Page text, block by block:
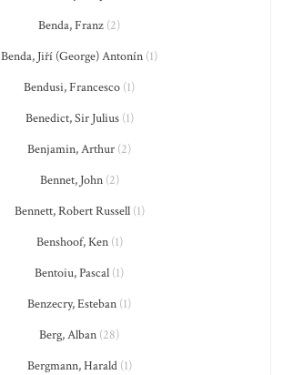
Benda, Franz (2)
Benda, Jiří (George) Antonín (1)
Bendusi, Francesco (1)
Benedict, Sir Julius(1)
Benjamin, Arthur (2)
Bennet, John(2)
Bennett, Robert Russell(1)
Benshoof, Ken(1)
Bentoiu, Pascal (1)
Benzecry, Esteban (1)
Berg, Alban (28)
Bergmann, Harald(1)